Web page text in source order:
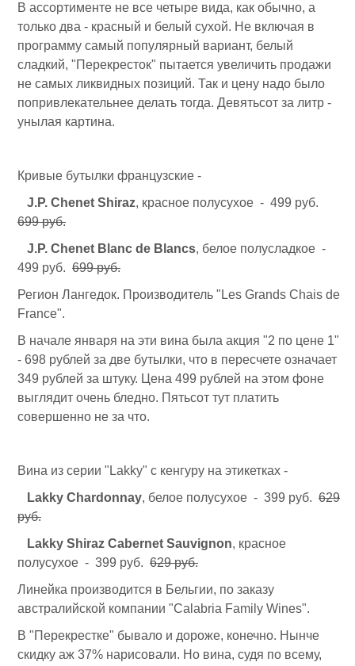
В ассортименте не все четыре вида, как обычно, а
только два - красный и белый сухой. Не включая в
программу самый популярный вариант, белый
сладкий, "Перекресток" пытается увеличить продажи
не самых ликвидных позиций. Так и цену надо было
попривлекательнее делать тогда. Девятьсот за литр -
унылая картина.
Кривые бутылки французские -
J.P. Chenet Shiraz, красное полусухое - 499 руб.
699 руб.
J.P. Chenet Blanc de Blancs, белое полусладкое -
499 руб. 699 руб.
Регион Лангедок. Производитель "Les Grands Chais de
France".
В начале января на эти вина была акция "2 по цене 1"
- 698 рублей за две бутылки, что в пересчете означает
349 рублей за штуку. Цена 499 рублей на этом фоне
выглядит очень бледно. Пятьсот тут платить
совершенно не за что.
Вина из серии "Lakky" с кенгуру на этикетках -
Lakky Chardonnay, белое полусухое - 399 руб. 629
руб.
Lakky Shiraz Cabernet Sauvignon, красное
полусухое - 399 руб. 629 руб.
Линейка производится в Бельгии, по заказу
австралийской компании "Calabria Family Wines".
В "Перекрестке" бывало и дороже, конечно. Нынче
скидку аж 37% нарисовали. Но вина, судя по всему,